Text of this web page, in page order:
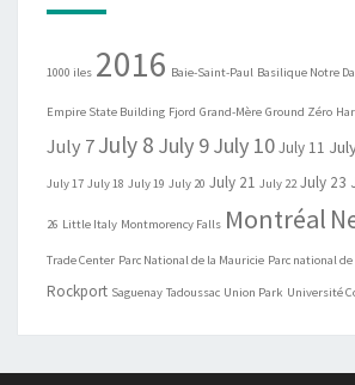
1000 iles 2016 Baie-Saint-Paul Basilique Notre
Empire State Building Fjord Grand-Mère Ground Zéro
July 7 July 8 July 9July 10July 11
July 17 July 18 July 19 July 20 July 21 July 22 July 23
26 Little Italy Montmorency Falls Montréal
Trade Center Parc National de la Mauricie Parc national de
Rockport Saguenay Tadoussac Union Park Université